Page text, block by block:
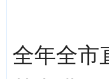
全年全市